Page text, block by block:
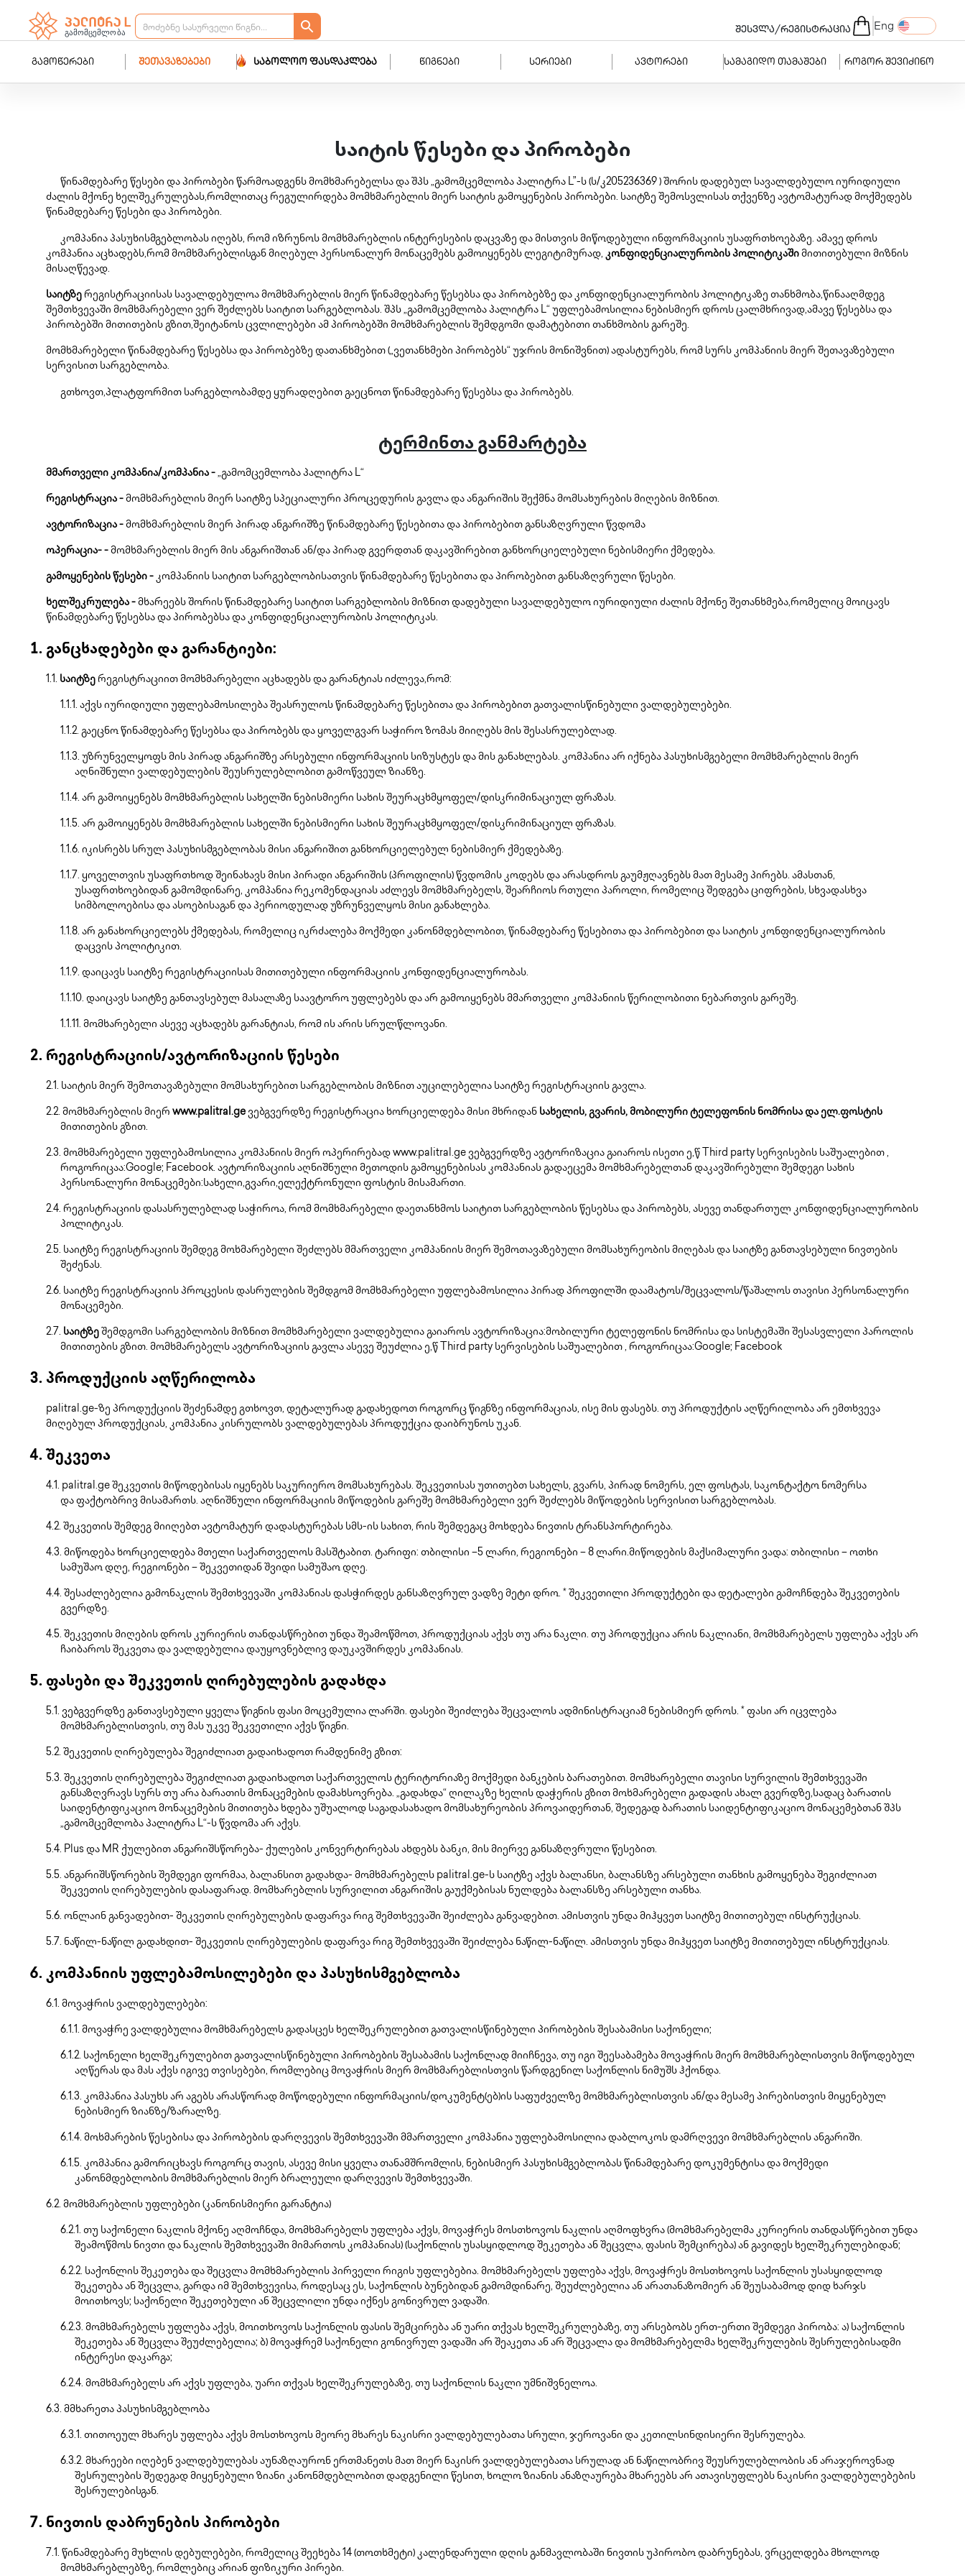
შესვლა/რეგისტრაცია Eng
გამოწერები შეთავაზებები საბოლოო ფასდაკლება წიგნები სერიები ავტორები სამაგიდო თამაშები როგორ შევიძინო
საიტის წესები და პირობები
წინამდებარე წესები და პირობები წარმოადგენს მომხმარებელსა და შპს „გამომცემლობა პალიტრა L”-ს (ს/კ205236369 ) შორის დადებულ სავალდებულო იურიდიული
ძალის მქონე ხელშეკრულებას,რომლითაც რეგულირდება მომხმარებლის მიერ საიტის გამოყენების პირობები. საიტზე შემოსვლისას თქვენზე ავტომატურად მოქმედებს
წინამდებარე წესები და პირობები.
კომპანია პასუხისმგებლობას იღებს, რომ იზრუნოს მომხმარებლის ინტერესების დაცვაზე და მისთვის მიწოდებული ინფორმაციის უსაფრთხოებაზე. ამავე დროს
კომპანია აცხადებს,რომ მომხმარებლისგან მიღებულ პერსონალურ მონაცემებს გამოიყენებს ლეგიტიმურად, კონფიდენციალურობის პოლიტიკაში მითითებული მიზნის
მისაღწევად.
საიტზე რეგისტრაციისას სავალდებულოა მომხმარებლის მიერ წინამდებარე წესებსა და პირობებზე და კონფიდენციალურობის პოლიტიკაზე თანხმობა,წინააღმდეგ
შემთხვევაში მომხმარებელი ვერ შეძლებს საიტით სარგებლობას. შპს „გამომცემლობა პალიტრა L“ უფლებამოსილია ნებისმიერ დროს ცალმხრივად,ამავე წესებსა და
პირობებში მითითების გზით,შეიტანოს ცვლილებები ამ პირობებში მომხმარებლის შემდგომი დამატებითი თანხმობის გარეშე.
მომხმარებელი წინამდებარე წესებსა და პირობებზე დათანხმებით („ვეთანხმები პირობებს“ უჯრის მონიშვნით) ადასტურებს, რომ სურს კომპანიის მიერ შეთავაზებული
სერვისით სარგებლობა.
გთხოვთ,პლატფორმით სარგებლობამდე ყურადღებით გაეცნოთ წინამდებარე წესებსა და პირობებს.
ტერმინთა განმარტება
მმართველი კომპანია/კომპანია - „გამომცემლობა პალიტრა L“
რეგისტრაცია - მომხმარებლის მიერ საიტზე სპეციალური პროცედურის გავლა და ანგარიშის შექმნა მომსახურების მიღების მიზნით.
ავტორიზაცია - მომხმარებლის მიერ პირად ანგარიშზე წინამდებარე წესებითა და პირობებით განსაზღვრული წვდომა
ოპერაცია- - მომხმარებლის მიერ მის ანგარიშთან ან/და პირად გვერდთან დაკავშირებით განხორციელებული ნებისმიერი ქმედება.
გამოყენების წესები - კომპანიის საიტით სარგებლობისათვის წინამდებარე წესებითა და პირობებით განსაზღვრული წესები.
ხელშეკრულება - მხარეებს შორის წინამდებარე საიტით სარგებლობის მიზნით დადებული სავალდებულო იურიდიული ძალის მქონე შეთანხმება,რომელიც მოიცავს
წინამდებარე წესებსა და პირობებსა და კონფიდენციალურობის პოლიტიკას.
განცხადებები და გარანტიები:
საიტზე რეგისტრაციით მომხმარებელი აცხადებს და გარანტიას იძლევა,რომ:
აქვს იურიდიული უფლებამოსილება შეასრულოს წინამდებარე წესებითა და პირობებით გათვალისწინებული ვალდებულებები.
გაეცნო წინამდებარე წესებსა და პირობებს და ყოველგვარ საჭირო ზომას მიიღებს მის შესასრულებლად.
უზრუნველყოფს მის პირად ანგარიშზე არსებული ინფორმაციის სიზუსტეს და მის განახლებას. კომპანია არ იქნება პასუხისმგებელი მომხმარებლის მიერ
აღნიშნული ვალდებულების შეუსრულებლობით გამოწვეულ ზიანზე.
არ გამოიყენებს მომხმარებლის სახელში ნებისმიერი სახის შეურაცხმყოფელ/დისკრიმინაციულ ფრაზას.
არ გამოიყენებს მომხმარებლის სახელში ნებისმიერი სახის შეურაცხმყოფელ/დისკრიმინაციულ ფრაზას.
იკისრებს სრულ პასუხისმგებლობას მისი ანგარიშით განხორციელებულ ნებისმიერ ქმედებაზე.
ყოველთვის უსაფრთხოდ შეინახავს მისი პირადი ანგარიშის (პროფილის) წვდომის კოდებს და არასდროს გაუმჟღავნებს მათ მესამე პირებს. ამასთან,
უსაფრთხოებიდან გამომდინარე, კომპანია რეკომენდაციას აძლევს მომხმარებელს, შეარჩიოს რთული პაროლი, რომელიც შედგება ციფრების, სხვადასხვა
სიმბოლოებისა და ასოებისაგან და პერიოდულად უზრუნველყოს მისი განახლება.
არ განახორციელებს ქმედებას, რომელიც იკრძალება მოქმედი კანონმდებლობით, წინამდებარე წესებითა და პირობებით და საიტის კონფიდენციალურობის
დაცვის პოლიტიკით.
დაიცავს საიტზე რეგისტრაციისას მითითებული ინფორმაციის კონფიდენციალურობას.
დაიცავს საიტზე განთავსებულ მასალაზე საავტორო უფლებებს და არ გამოიყენებს მმართველი კომპანიის წერილობითი ნებართვის გარეშე.
მომხარებელი ასევე აცხადებს გარანტიას, რომ ის არის სრულწლოვანი.
რეგისტრაციის/ავტორიზაციის წესები
საიტის მიერ შემოთავაზებული მომსახურებით სარგებლობის მიზნით აუცილებელია საიტზე რეგისტრაციის გავლა.
მომხმარებლის მიერ www.palitral.ge ვებგვერდზე რეგისტრაცია ხორციელდება მისი მხრიდან სახელის, გვარის, მობილური ტელეფონის ნომრისა და ელ.ფოსტის
მითითების გზით.
მომხმარებელი უფლებამოსილია კომპანიის მიერ ოპერირებად www.palitral.ge ვებგვერდზე ავტორიზაცია გაიაროს ისეთი ე,წ Third party სერვისების საშუალებით ,
როგორიცაა:Google; Facebook. ავტორიზაციის აღნიშნული მეთოდის გამოყენებისას კომპანიას გადაეცემა მომხმარებელთან დაკავშირებული შემდეგი სახის
პერსონალური მონაცემები:სახელი,გვარი,ელექტრონული ფოსტის მისამართი.
რეგისტრაციის დასასრულებლად საჭიროა, რომ მომხმარებელი დაეთანხმოს საიტით სარგებლობის წესებსა და პირობებს, ასევე თანდართულ კონფიდენციალურობის
პოლიტიკას.
საიტზე რეგისტრაციის შემდეგ მოხმარებელი შეძლებს მმართველი კომპანიის მიერ შემოთავაზებული მომსახურეობის მიღებას და საიტზე განთავსებული ნივთების
შეძენას.
საიტზე რეგისტრაციის პროცესის დასრულების შემდგომ მომხმარებელი უფლებამოსილია პირად პროფილში დაამატოს/შეცვალოს/წაშალოს თავისი პერსონალური
მონაცემები.
საიტზე შემდგომი სარგებლობის მიზნით მომხმარებელი ვალდებულია გაიაროს ავტორიზაცია:მობილური ტელეფონის ნომრისა და სისტემაში შესასვლელი პაროლის
მითითების გზით. მომხმარებელს ავტორიზაციის გავლა ასევე შეუძლია ე,წ Third party სერვისების საშუალებით , როგორიცაა:Google; Facebook
პროდუქციის აღწერილობა
palitral.ge-ზე პროდუქციის შეძენამდე გთხოვთ, დეტალურად გადახედოთ როგორც წიგნზე ინფორმაციას, ისე მის ფასებს. თუ პროდუქტის აღწერილობა არ ემთხვევა
მიღებულ პროდუქციას, კომპანია კისრულობს ვალდებულებას პროდუქცია დაიბრუნოს უკან.
შეკვეთა
palitral.ge შეკვეთის მიწოდებისას იყენებს საკურიერო მომსახურებას. შეკვეთისას უთითებთ სახელს, გვარს, პირად ნომერს, ელ ფოსტას, საკონტაქტო ნომერსა
და ფაქტობრივ მისამართს. აღნიშნული ინფორმაციის მიწოდების გარეშე მომხმარებელი ვერ შეძლებს მიწოდების სერვისით სარგებლობას.
შეკვეთის შემდეგ მიიღებთ ავტომატურ დადასტურებას სმს-ის სახით, რის შემდეგაც მოხდება ნივთის ტრანსპორტირება.
მიწოდება ხორციელდება მთელი საქართველოს მასშტაბით. ტარიფი: თბილისი –5 ლარი, რეგიონები – 8 ლარი.მიწოდების მაქსიმალური ვადა: თბილისი – ოთხი
სამუშაო დღე, რეგიონები – შეკვეთიდან შვიდი სამუშაო დღე.
შესაძლებელია გამონაკლის შემთხვევაში კომპანიას დასჭირდეს განსაზღვრულ ვადზე მეტი დრო. * შეკვეთილი პროდუქტები და დეტალები გამოჩნდება შეკვეთების
გვერდზე.
შეკვეთის მიღების დროს კურიერის თანდასწრებით უნდა შეამოწმოთ, პროდუქციას აქვს თუ არა ნაკლი. თუ პროდუქცია არის ნაკლიანი, მომხმარებელს უფლება აქვს არ
ჩაიბაროს შეკვეთა და ვალდებულია დაუყოვნებლივ დაუკავშირდეს კომპანიას.
ფასები და შეკვეთის ღირებულების გადახდა
ვებგვერდზე განთავსებული ყველა წიგნის ფასი მოცემულია ლარში. ფასები შეიძლება შეცვალოს ადმინისტრაციამ ნებისმიერ დროს. * ფასი არ იცვლება
მომხმარებლისთვის, თუ მას უკვე შეკვეთილი აქვს წიგნი.
შეკვეთის ღირებულება შეგიძლიათ გადაიხადოთ რამდენიმე გზით:
შეკვეთის ღირებულება შეგიძლიათ გადაიხადოთ საქართველოს ტერიტორიაზე მოქმედი ბანკების ბარათებით. მომხარებელი თავისი სურვილის შემთხვევაში
განსაზღვრავს სურს თუ არა ბარათის მონაცემების დამახსოვრება. „გადახდა“ ღილაკზე ხელის დაჭერის გზით მოხმარებელი გადადის ახალ გვერდზე,სადაც ბარათის
საიდენტიფიკაციო მონაცემების მითითება ხდება უშუალოდ საგადასახადო მომსახურეობის პროვაიდერთან, შედეგად ბარათის საიდენტიფიკაციო მონაცემებთან შპს
„გამომცემლობა პალიტრა L“-ს წვდომა არ აქვს.
Plus და MR ქულებით ანგარიშსწორება- ქულების კონვერტირებას ახდებს ბანკი, მის მიერვე განსაზღვრული წესებით.
ანგარიშსწორების შემდეგი ფორმაა, ბალანსით გადახდა- მომხმარებელს palitral.ge-ს საიტზე აქვს ბალანსი, ბალანსზე არსებული თანხის გამოყენება შეგიძლიათ
შეკვეთის ღირებულების დასაფარად. მომხარებლის სურვილით ანგარიშის გაუქმებისას ნულდება ბალანსზე არსებული თანხა.
ონლაინ განვადებით- შეკვეთის ღირებულების დაფარვა რიგ შემთხვევაში შეიძლება განვადებით. ამისთვის უნდა მიჰყვეთ საიტზე მითითებულ ინსტრუქციას.
ნაწილ-ნაწილ გადახდით- შეკვეთის ღირებულების დაფარვა რიგ შემთხვევაში შეიძლება ნაწილ-ნაწილ. ამისთვის უნდა მიჰყვეთ საიტზე მითითებულ ინსტრუქციას.
კომპანიის უფლებამოსილებები და პასუხისმგებლობა
მოვაჭრის ვალდებულებები:
მოვაჭრე ვალდებულია მომხმარებელს გადასცეს ხელშეკრულებით გათვალისწინებული პირობების შესაბამისი საქონელი;
საქონელი ხელშეკრულებით გათვალისწინებული პირობების შესაბამის საქონლად მიიჩნევა, თუ იგი შეესაბამება მოვაჭრის მიერ მომხმარებლისთვის მიწოდებულ
აღწერას და მას აქვს იგივე თვისებები, რომლებიც მოვაჭრის მიერ მომხმარებლისთვის წარდგენილ საქონლის ნიმუშს ჰქონდა.
კომპანია პასუხს არ აგებს არასწორად მოწოდებული ინფორმაციის/დოკუმენტ(ებ)ის საფუძველზე მომხმარებლისთვის ან/და მესამე პირებისთვის მიყენებულ
ნებისმიერ ზიანზე/ზარალზე.
მოხმარების წესებისა და პირობების დარღვევის შემთხვევაში მმართველი კომპანია უფლებამოსილია დაბლოკოს დამრღვევი მომხმარებლის ანგარიში.
კომპანია გამორიცხავს როგორც თავის, ასევე მისი ყველა თანამშრომლის, ნებისმიერ პასუხისმგებლობას წინამდებარე დოკუმენტისა და მოქმედი
კანონმდებლობის მომხმარებლის მიერ ბრალეული დარღვევის შემთხვევაში.
მომხმარებლის უფლებები (კანონისმიერი გარანტია)
თუ საქონელი ნაკლის მქონე აღმოჩნდა, მომხმარებელს უფლება აქვს, მოვაჭრეს მოსთხოვოს ნაკლის აღმოფხვრა (მომხმარებელმა კურიერის თანდასწრებით უნდა
შეამოწმოს ნივთი და ნაკლის შემთხვევაში მიმართოს კომპანიას) (საქონლის უსასყიდლოდ შეკეთება ან შეცვლა, ფასის შემცირება) ან გავიდეს ხელშეკრულებიდან;
საქონლის შეკეთება და შეცვლა მომხმარებლის პირველი რიგის უფლებებია. მომხმარებელს უფლება აქვს, მოვაჭრეს მოსთხოვოს საქონლის უსასყიდლოდ
შეკეთება ან შეცვლა, გარდა იმ შემთხვევისა, როდესაც ეს, საქონლის ბუნებიდან გამომდინარე, შეუძლებელია ან არათანაზომიერ ან შეუსაბამოდ დიდ ხარჯს
მოითხოვს; საქონელი შეკეთებული ან შეცვლილი უნდა იქნეს გონივრულ ვადაში.
მომხმარებელს უფლება აქვს, მოითხოვოს საქონლის ფასის შემცირება ან უარი თქვას ხელშეკრულებაზე, თუ არსებობს ერთ-ერთი შემდეგი პირობა: ა) საქონლის
შეკეთება ან შეცვლა შეუძლებელია; ბ) მოვაჭრემ საქონელი გონივრულ ვადაში არ შეაკეთა ან არ შეცვალა და მომხმარებელმა ხელშეკრულების შესრულებისადმი
ინტერესი დაკარგა;
მომხმარებელს არ აქვს უფლება, უარი თქვას ხელშეკრულებაზე, თუ საქონლის ნაკლი უმნიშვნელოა.
მმხარეთა პასუხისმგებლობა
თითოეულ მხარეს უფლება აქვს მოსთხოვოს მეორე მხარეს ნაკისრი ვალდებულებათა სრული, ჯეროვანი და კეთილსინდისიერი შესრულება.
მხარეები იღებენ ვალდებულებას აუნაზღაურონ ერთმანეთს მათ მიერ ნაკისრ ვალდებულებათა სრულად ან ნაწილობრივ შეუსრულებლობის ან არაჯეროვნად
შესრულების შედეგად მიყენებული ზიანი კანონმდებლობით დადგენილი წესით, ხოლო ზიანის ანაზღაურება მხარეებს არ ათავისუფლებს ნაკისრი ვალდებულებების
შესრულებისგან.
ნივთის დაბრუნების პირობები
წინამდებარე მუხლის დებულებები, რომელიც შეეხება 14 (თოთხმეტი) კალენდარული დღის განმავლობაში ნივთის უპირობო დაბრუნებას, ვრცელდება მხოლოდ
მომხმარებლებზე, რომლებიც არიან ფიზიკური პირები.